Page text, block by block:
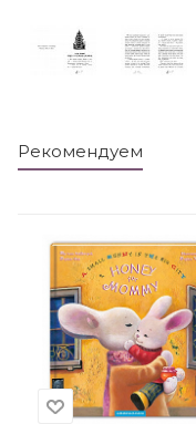
Рекомендуем